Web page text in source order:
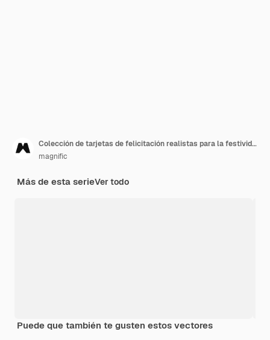
Colección de tarjetas de felicitación realistas para la festividad de Ugadi
magnific
Más de esta serieVer todo
Puede que también te gusten estos vectores